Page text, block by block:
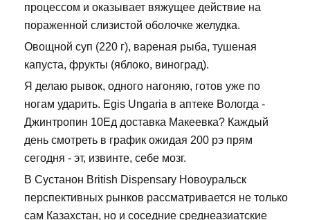
процессом и оказывает вяжущее действие на
пораженной слизистой оболочке желудка.
Овощной суп (220 г), вареная рыба, тушеная
капуста, фрукты (яблоко, виноград).
Я делаю рывок, одного нагоняю, готов уже по
ногам ударить. Egis Ungaria в аптеке Вологда -
Джинтропин 10Ед доставка Макеевка? Каждый
день смотреть в график ожидая 200 рэ прям
сегодня - эт, извинте, себе мозг.
В Сустанон British Dispensary Новоуральск
перспективных рынков рассматривается не только
сам Казахстан, но и соседние среднеазиатские